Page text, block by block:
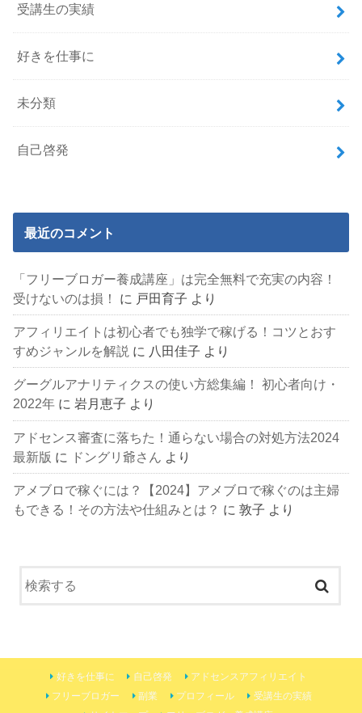
受講生の実績
好きを仕事に
未分類
自己啓発
最近のコメント
「フリーブロガー養成講座」は完全無料で充実の内容！
受けないのは損！
に 戸田育子 より
アフィリエイトは初心者でも独学で稼げる！コツとおす
すめジャンルを解説 に 八田佳子 より
グーグルアナリティクスの使い方総集編！ 初心者向け・
2022年 に岩月恵子 より
アドセンス審査に落ちた！通らない場合の対処方法2024
最新版 に ドングリ爺さん より
アメブロで稼ぐには？【2024】アメブロで稼ぐのは主婦
もできる！その方法や仕組みとは？ に敦子 より
好きを仕事に 自己啓発
アドセンスアフィリエイト
フリーブロガー
副業 プロフィール
受講生の実績